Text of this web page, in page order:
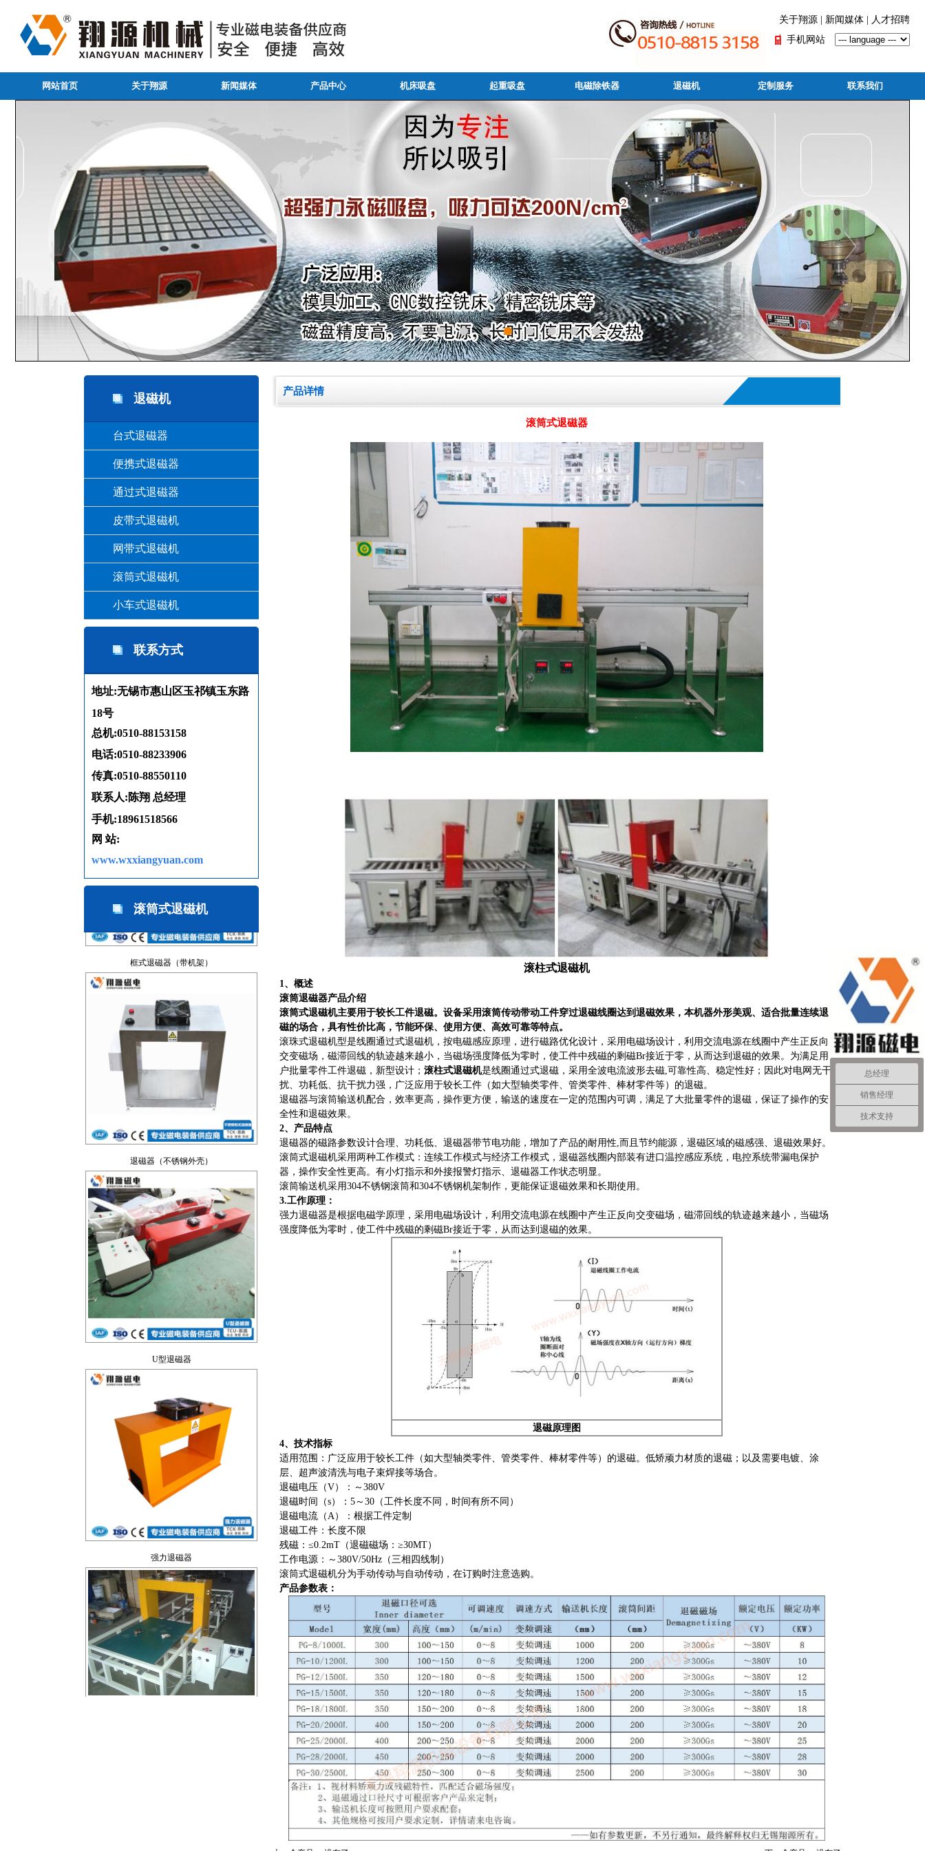
关于翔源 新闻媒体
人才招聘
手机网站
网站首页 关于翔源 新闻媒体 产品中心 机床吸盘 起重吸盘 电磁除铁器 退磁机 定制服务 联系我们
退磁机
台式退磁器
便携式退磁器
通过式退磁器
皮带式退磁机
网带式退磁机
滚筒式退磁机
小车式退磁机
联系方式
地址:无锡市惠山区玉祁镇玉东路
18号
总机:0510-88153158
电话:0510-88233906
传真:0510-88550110
联系人:陈翔 总经理
手机:18961518566
网 站:
www.wxxiangyuan.com
滚筒式退磁机
U型退磁器
小车式退磁器
产品详情
滚筒式退磁器
滚柱式退磁机
1、概述
滚筒退磁器产品介绍
滚筒式退磁机主要用于较长工件退磁。设备采用滚筒传动带动工件穿过退磁线圈达到退磁效果，本机器外形美观、适合批量连续退
磁的场合，具有性价比高，节能环保、使用方便、高效可靠等特点。
滚珠式退磁机型是线圈通过式退磁机，按电磁感应原理，进行磁路优化设计，采用电磁场设计，利用交流电源在线圈中产生正反向
交变磁场，磁滞回线的轨迹越来越小，当磁场强度降低为零时，使工件中残磁的剩磁Br接近于零，从而达到退磁的效果。为满足用
户批量零件工件退磁，新型设计； 滚柱式退磁机是线圈通过式退磁，采用全波电流波形去磁,可靠性高、稳定性好；因此对电网无干
扰、功耗低、抗干扰力强， 广泛应用于较长工件（如大型轴类零件、管类零件、棒材零件等）的退磁。
退磁器与滚筒输送机配合，效率更高，操作更方便，输送的速度在一定的范围内可调，满足了大批量零件的退磁，保证了操作的安
全性和退磁效果。
2、产品特点
退磁器的磁路参数设计合理、功耗低、退磁器带节电功能，增加了产品的耐用性,而且节约能源，退磁区域的磁感强、退磁效果好。
滚筒式退磁机采用两种工作模式：连续工作模式与经济工作模式， 退磁器线圈内部装有进口温控感应系统，电控系统带漏电保护
器，操作安全性更高。有小灯指示和外接报警灯指示、退磁器工作状态明显。
滚筒输送机采用304不锈钢滚筒和304不锈钢机架制作，更能保证退磁效果和长期使用。
3.工作原理：
强力退磁器是根据电磁学原理，采用电磁场设计，利用交流电源在线圈中产生正反向交变磁场，磁滞回线的轨迹越来越小，当磁场
强度降低为零时，使工件中残磁的剩磁Br接近于零，从而达到退磁的效果。
退磁原理图
4、技术指标
适用范围： 广泛应用于较长工件（如大型轴类零件、管类零件、棒材零件等）的退磁。 低矫顽力材质的退磁；以及需要电镀、涂
层、超声波清洗与电子束焊接等场合。
退磁电压（V）：～380V
退磁时间（s）：5～30（工件长度不同，时间有所不同）
退磁电流（A）：根据工件定制
退磁工件：长度不限
残磁：≤0.2mT（退磁磁场：≥30MT）
工作电源：～380V/50Hz（三相四线制）
滚筒式退磁机分为手动传动与自动传动，在订购时注意选购。
产品参数表：
总经理
销售经理
技术支持